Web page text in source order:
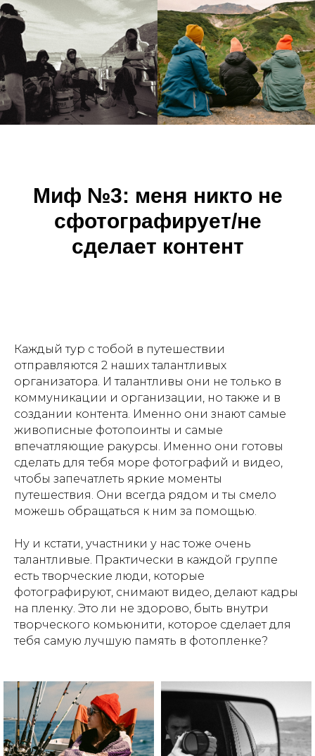
Миф №3: меня никто не
сфотографирует/не
сделает контент
Каждый тур с тобой в путешествии
отправляются 2 наших талантливых
организатора. И талантливы они не только в
коммуникации и организации, но также и в
создании контента. Именно они знают самые
живописные фотопоинты и самые
впечатляющие ракурсы. Именно они готовы
сделать для тебя море фотографий и видео,
чтобы запечатлеть яркие моменты
путешествия. Они всегда рядом и ты смело
можешь обращаться к ним за помощью.
Ну и кстати, участники у нас тоже очень
талантливые. Практически в каждой группе
есть творческие люди, которые
фотографируют, снимают видео, делают кадры
на пленку. Это ли не здорово, быть внутри
творческого комьюнити, которое сделает для
тебя самую лучшую память в фотопленке?